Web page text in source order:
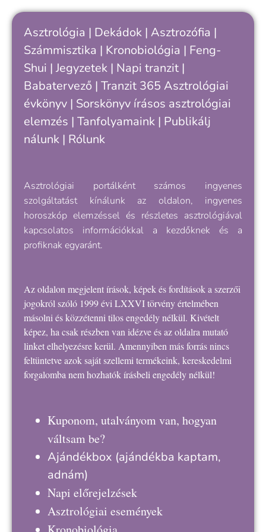
magyarázza el a ciklusok
jelentőségét, és választ ad a „miért
pont most?” kérdésére. Legyen szó a
29 évesek nagy fordulópontjáról
vagy a hétköznapi elakadásokról, ez
a könyv útmutatást ad a saját életed
elemzéséhez, értelmezéséhez.
Asztrológia | Dekádok | Asztrozófia |
Számmisztika | Kronobiológia | Feng-
Shui | Jegyzetek | Napi tranzit |
Babatervező | Tranzit 365 Asztrológiai
évkönyv | Sorskönyv írásos asztrológiai
elemzés | Tanfolyamaink | Publikálj
nálunk | Rólunk
Asztrológiai portálként számos ingyenes
szolgáltatást kínálunk az oldalon, ingyenes
horoszkóp elemzéssel és részletes asztrológiával
kapcsolatos információkkal a kezdőknek és a
profiknak egyaránt.
Az oldalon megjelent írások, képek és fordítások a szerzői
jogokról szóló 1999 évi LXXVI törvény értelmében
másolni és közzétenni tilos engedély nélkül. Kivételt
képez, ha csak részben van idézve és az oldalra mutató
linket elhelyezésre kerül. Amennyiben más forrás nincs
feltüntetve azok saját szellemi termékeink, kereskedelmi
forgalomba nem hozhatók írásbeli engedély nélkül!
Kuponom, utalványom van, hogyan
váltsam be?
Ajándékbox (ajándékba kaptam,
adnám)
Napi előrejelzések
Asztrológiai események